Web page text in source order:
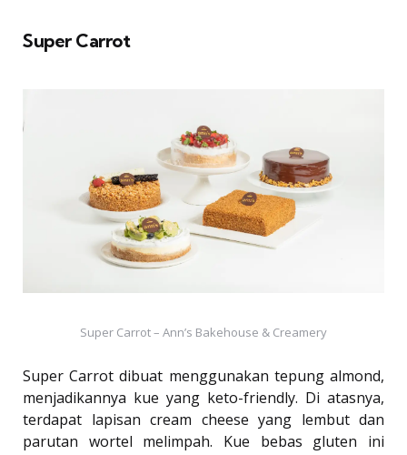
Super Carrot
Super Carrot – Ann’s Bakehouse & Creamery
Super Carrot dibuat menggunakan tepung almond,
menjadikannya kue yang keto-friendly. Di atasnya,
terdapat lapisan cream cheese yang lembut dan
parutan wortel melimpah. Kue bebas gluten ini